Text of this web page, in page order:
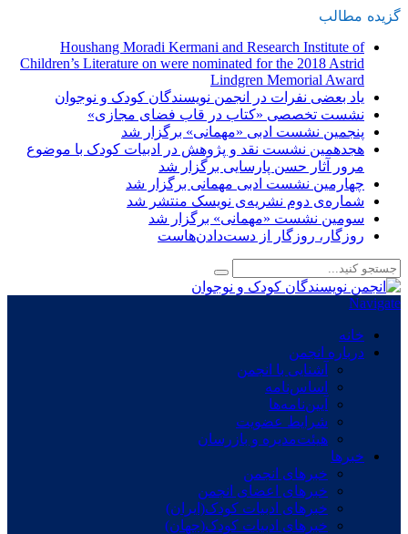
گزیده مطالب
Houshang Moradi Kermani and Research Institute of
Children’s Literature on were nominated for the 2018 Astrid
Lindgren Memorial Award
یاد بعضی نفرات در انجمن نویسندگان کودک و نوجوان
نشست تخصصی «کتاب در قاب فضای مجازی»
پنجمین نشست ادبی «مهمانی» برگزار شد
هجدهمین نشست نقد و پژوهش در ادبیات کودک با موضوع
مرور آثار حسن پارسایی برگزار شد
چهارمین نشست ادبی مهمانی برگزار شد
شماره‌ی دوم نشریه‌ی نویسک منتشر شد
سومین نشست «مهمانی» برگزار شد
روزگار، روزگار از دست‌دادن‌هاست
Navigate
خانه
درباره انجمن
آشنایی با انجمن
اساس‌نامه
آیین‌نامه‌ها
شرایط عضویت
هیئت‌مدیره و بازرسان
خبرها
خبرهای انجمن
خبرهای اعضای انجمن
خبرهای ادبیات کودک(ایران)
خبرهای ادبیات کودک(جهان)